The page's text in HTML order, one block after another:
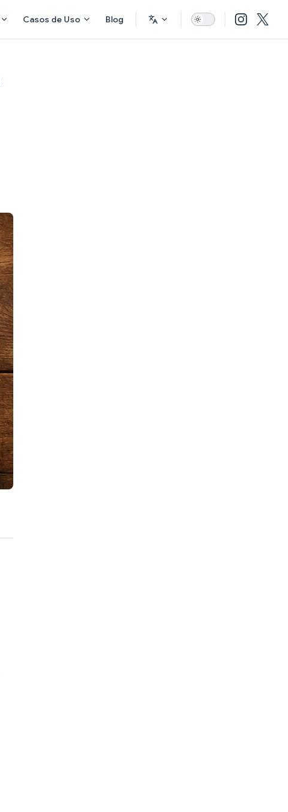
Casos de Uso Blog